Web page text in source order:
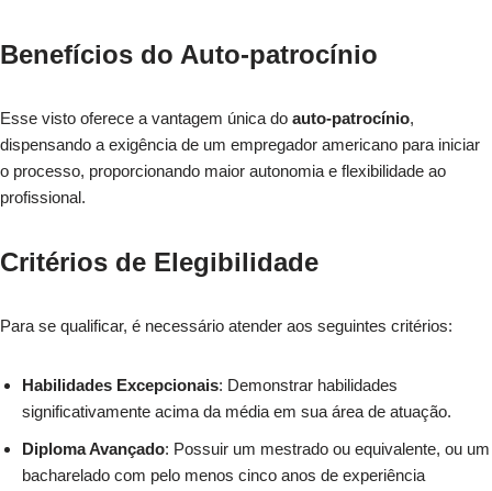
Benefícios do Auto-patrocínio
Esse visto oferece a vantagem única do auto-patrocínio,
dispensando a exigência de um empregador americano para iniciar
o processo, proporcionando maior autonomia e flexibilidade ao
profissional.
Critérios de Elegibilidade
Para se qualificar, é necessário atender aos seguintes critérios:
Habilidades Excepcionais: Demonstrar habilidades
significativamente acima da média em sua área de atuação.
Diploma Avançado: Possuir um mestrado ou equivalente, ou um
bacharelado com pelo menos cinco anos de experiência